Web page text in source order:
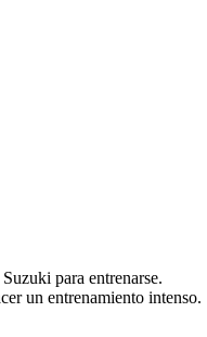
para entrenarse.
un entrenamiento intenso.